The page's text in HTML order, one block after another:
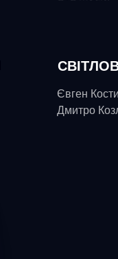
Євген
Дмитро